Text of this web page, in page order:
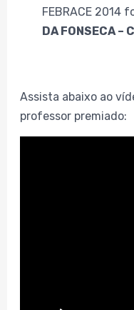
FEBRACE 2014
DA FONSECA –
Assista abaixo ao
professor premiado: